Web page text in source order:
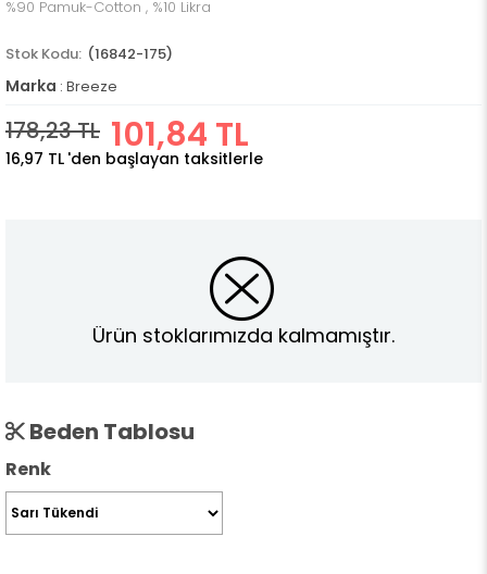
%90 Pamuk-Cotton , %10 Likra
(16842-175)
Marka : Breeze
178,23 TL 101,84 TL
16,97 TL 'den başlayan taksitlerle
Ürün stoklarımızda kalmamıştır.
Beden Tablosu
Renk